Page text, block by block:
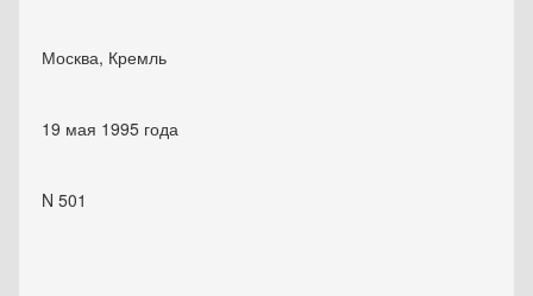
Москва, Кремль
19 мая 1995 года
N 501